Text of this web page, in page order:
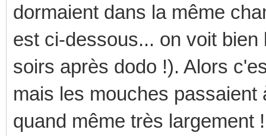
dormaient dans la même
est ci-dessous... on voit
soirs après dodo !). Alors
mais les mouches
quand même très largement